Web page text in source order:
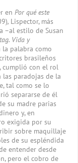
enPor qué este
, Lispector, más
–al estilo de Susan
Vida y
la palabra como
brasileños
cumplió con el rol
las paradojas de la
tal como se lo
separarse de él
su madre parias
y, en
exigida por su
sobre maquillaje
de su espléndida
entender desde
pero el cobro de